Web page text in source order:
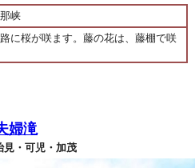
峡
に桜が咲ます。藤の花は、藤棚で咲
婦滝
見・可児・加茂